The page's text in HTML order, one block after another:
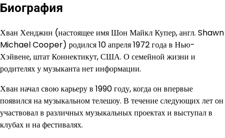
Биография
Хван Хенджин (настоящее имя Шон Майкл Купер, англ. Shawn
Michael Cooper) родился 10 апреля 1972 года в Нью-
Хэйвене, штат Коннектикут, США. О семейной жизни и
родителях у музыканта нет информации.
Хван начал свою карьеру в 1990 году, когда он впервые
появился на музыкальном телешоу. В течение следующих лет он
участвовал в различных музыкальных проектах и выступал в
клубах и на фестивалях.